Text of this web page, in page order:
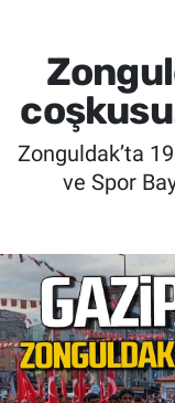
Zonguldak’ta
ve Spor
SPOR
SAĞLIK